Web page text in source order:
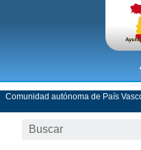
Comunidad autónoma de País